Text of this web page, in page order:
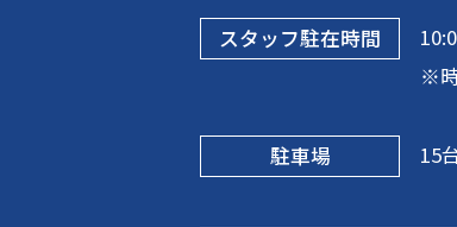
スタッフ駐在時間
※
駐車場 15